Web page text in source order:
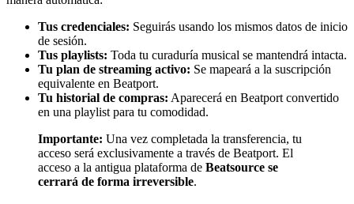
Tus credenciales: Seguirás usando los mismos datos de inicio
de sesión.
Tus playlists: Toda tu curaduría musical se mantendrá intacta.
Tu plan de streaming activo: Se mapeará a la suscripción
equivalente en Beatport.
Tu historial de compras: Aparecerá en Beatport convertido
en una playlist para tu comodidad.
Importante: Una vez completada la transferencia, tu
acceso será exclusivamente a través de Beatport. El
acceso a la antigua plataforma de Beatsource se
cerrará de forma irreversible.